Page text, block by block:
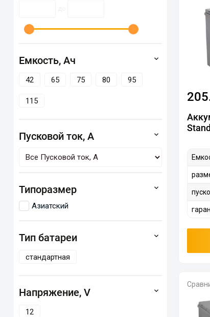
Емкость, Ач
42 65 75 80 95
115
Пусковой ток, А
Типоразмер
Азиатский
Тип батареи
стандартная
Напряжение, V
12